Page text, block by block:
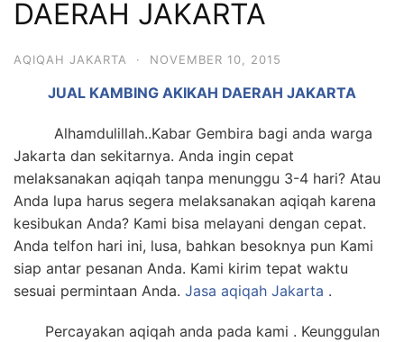
6713
DAERAH JAKARTA
AQIQAH JAKARTA · NOVEMBER 10, 2015
JUAL KAMBING AKIKAH DAERAH JAKARTA
Alhamdulillah..Kabar Gembira bagi anda warga
Jakarta dan sekitarnya. Anda ingin cepat
melaksanakan aqiqah tanpa menunggu 3-4 hari? Atau
Anda lupa harus segera melaksanakan aqiqah karena
kesibukan Anda? Kami bisa melayani dengan cepat.
Anda telfon hari ini, lusa, bahkan besoknya pun Kami
siap antar pesanan Anda. Kami kirim tepat waktu
sesuai permintaan Anda. Jasa aqiqah Jakarta .
Percayakan aqiqah anda pada kami . Keunggulan